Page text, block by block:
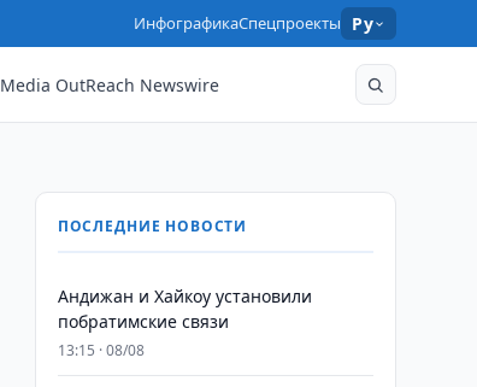
ИнфографикаСпецпроекты Ру
Media OutReach Newswire
ПОСЛЕДНИЕ НОВОСТИ
Андижан и Хайкоу установили
побратимские связи
13:15 · 08/08